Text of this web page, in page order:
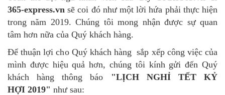
365-express.vn sẽ coi đó như một lời hứa phải thực hiện
trong năm 2019. Chúng tôi mong nhận được sự quan
tâm hơn nữa của Quý khách hàng.
Để thuận lợi cho Quý khách hàng sắp xếp công việc của
mình được hiệu quả hơn, chúng tôi kính gửi đến Quý
khách hàng thông báo
"LỊCH NGHỈ TẾT KỶ
HỢI 2019" như sau: